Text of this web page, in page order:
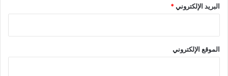
البريد الإلكتروني*
الموقع الإلكتروني